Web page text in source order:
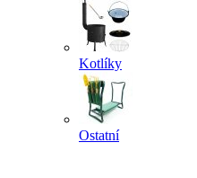
Kotlíky
Ostatní